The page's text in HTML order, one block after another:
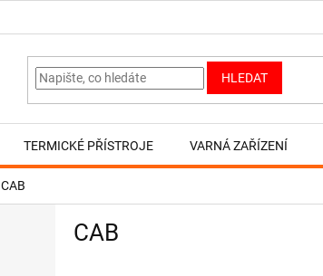
HLEDAT
TERMICKÉ PŘÍSTROJE VARNÁ ZAŘÍZENÍ
CAB
CAB